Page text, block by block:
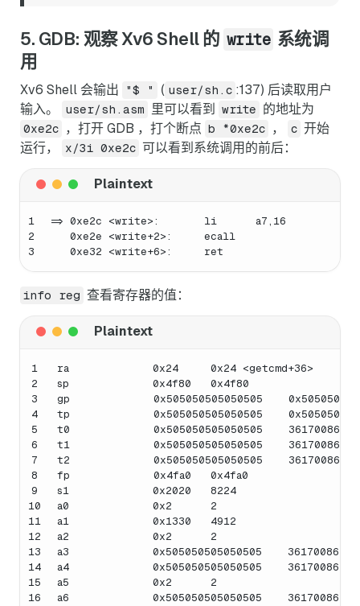
5. GDB: 观察 Xv6 Shell 的 write 系统调
用
Xv6 Shell 会输出 "$ " ( user/sh.c :137) 后读取用户
输入。
user/sh.asm 里可以看到 write 的地址为
0xe2c ，打开 GDB ，打个断点 b *0xe2c ， c 开始
运行，
x/3i 0xe2c 可以看到系统调用的前后：
1
2
3
=> 0xe2c <write>:       li      a7,16
   0xe2e <write+2>:     ecall
   0xe32 <write+6>:     ret
info reg 查看寄存器的值：
1
2
3
4
5
6
7
8
9
10
11
12
13
14
15
16
ra             0x24     0x24 <getcmd+36>
sp             0x4f80   0x4f80
gp             0x505050505050505
tp             0x505050505050505
t0             0x505050505050505
t1             0x505050505050505
t2             0x505050505050505
fp             0x4fa0   0x4fa0
s1             0x2020   8224
a0             0x2      2
a1             0x1330   4912
a2             0x2      2
a3             0x505050505050505
a4             0x505050505050505
a5             0x2      2
a6             0x505050505050505